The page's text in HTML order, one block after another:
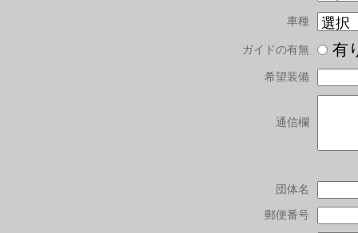
車種
ガイドの有無
希望装備
通信欄
団体名
郵便番号